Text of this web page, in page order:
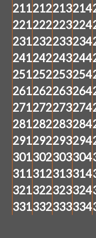
211212213214
221222223224
231232233234
241242243244
251252253254
261262263264
271272273274
281282283284
291292293294
301302303304
311312313314
321322323324
331332333334